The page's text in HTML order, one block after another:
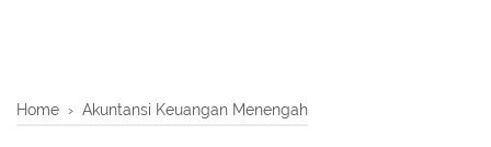
Home › Akuntansi Keuangan Menengah